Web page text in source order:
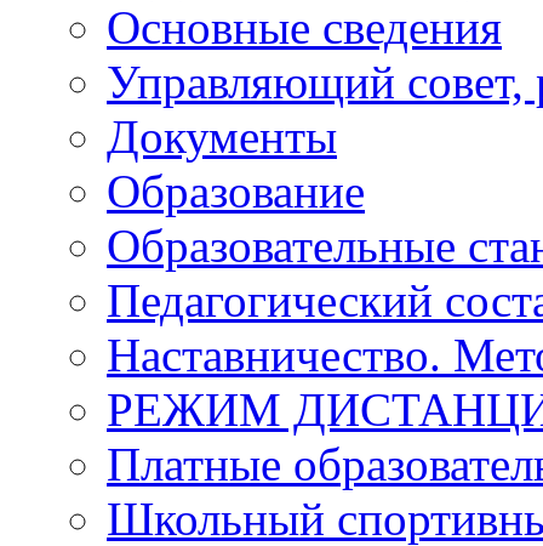
Основные сведения
Управляющий совет,
Документы
Образование
Образовательные
Педагогический
Наставничество.
РЕЖИМ
Платные
Школьный